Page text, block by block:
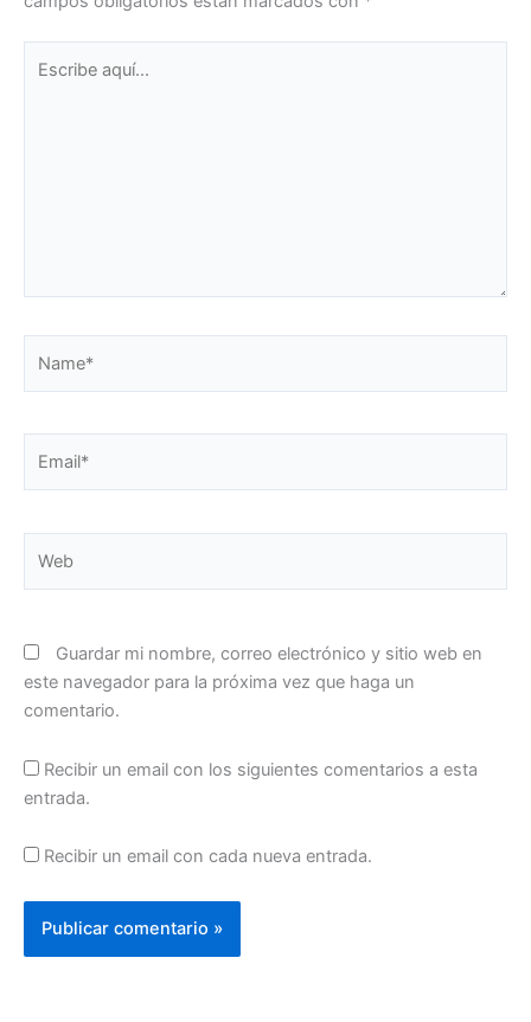
aquí...
Guardar mi nombre, correo electrónico y sitio web en
este navegador para la próxima vez que haga un
comentario.
Recibir un email con los siguientes comentarios a esta
entrada.
Recibir un email con cada nueva entrada.